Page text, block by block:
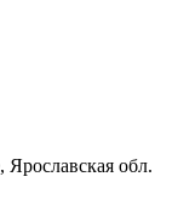
обл.